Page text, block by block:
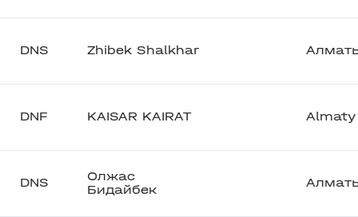
DNS Zhibek Shalkhar
DNF KAISAR KAIRAT Almaty
DNS
Олжас
Бидайбек